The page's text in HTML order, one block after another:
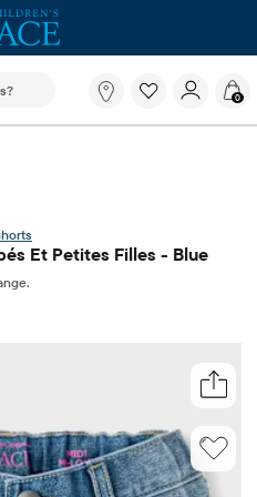
ci-dessous filtre les
Qu'est-
que
0
Et Petites Filles - Blue